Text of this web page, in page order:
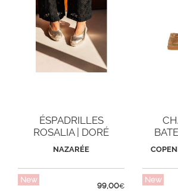
ÉSPADRILLES
ROSALIA | DORÉ
NAZARÉE
New
99,00€
New